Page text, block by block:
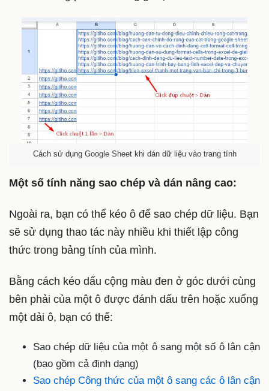
Cách sử dụng Google Sheet khi dán dữ liệu vào trang tính
Một số tính năng sao chép và dán nâng cao:
Ngoài ra, bạn có thể kéo ô để sao chép dữ liệu. Bạn
sẽ sử dụng thao tác này nhiều khi thiết lập công
thức trong bảng tính của mình.
Bằng cách kéo dấu cộng màu đen ở góc dưới cùng
bên phải của một ô được đánh dấu trên hoặc xuống
một dải ô, bạn có thể:
Sao chép dữ liệu của một ô sang một số ô lân cận
(bao gồm cả định dạng)
Sao chép Công thức của một ô sang các ô lân cận